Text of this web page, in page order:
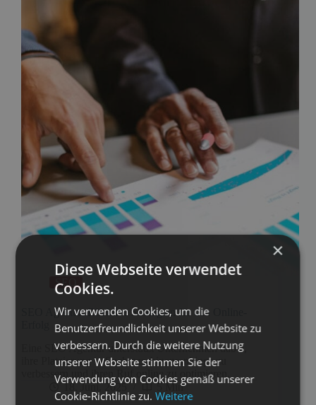
SEO
SEO Agentur: Effektive Strategien für den Online-
Eine SEO Agentur unterstützt Unternehmen dabei,
ihre Platzierung in Suchmaschinenrankings zu
verbessern und ihren Ruf online zu optimieren.
18. Juni, 2025
5 Min
×
Diese Webseite verwendet
Cookies.
Wir verwenden Cookies, um die
Benutzerfreundlichkeit unserer Website zu
verbessern. Durch die weitere Nutzung
unserer Webseite stimmen Sie der
Verwendung von Cookies gemäß unserer
Cookie-Richtlinie zu.Weitere